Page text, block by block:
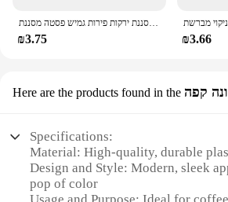
להארכה מטבח מסננת מסננת עם ארוך ידית מתקפל מסננת מסננת ירקות פירות גמיש פסטה מסננת
₪3.75 ₪3.66
Here are the products found in the קפה
Specifications:
Material: High-quality, durable
Design and Style: Modern, sleek
pop of color